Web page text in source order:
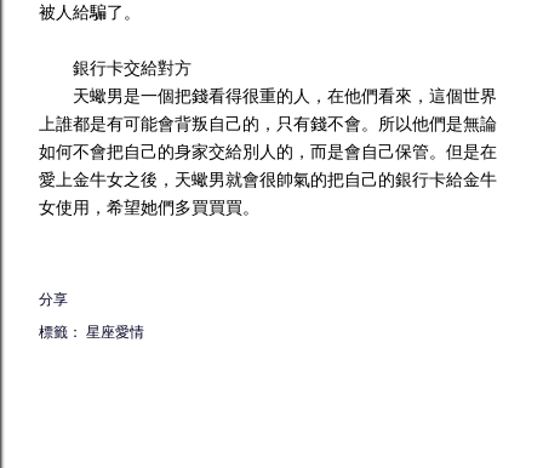
被人給騙了。
銀行卡交給對方
天蠍男是一個把錢看得很重的人，在他們看來，這個世界
上誰都是有可能會背叛自己的，只有錢不會。所以他們是無論
如何不會把自己的身家交給別人的，而是會自己保管。但是在
愛上金牛女之後，天蠍男就會很帥氣的把自己的銀行卡給金牛
女使用，希望她們多買買買。
分享
標籤： 星座愛情